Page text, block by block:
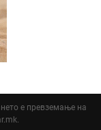
е превземање на